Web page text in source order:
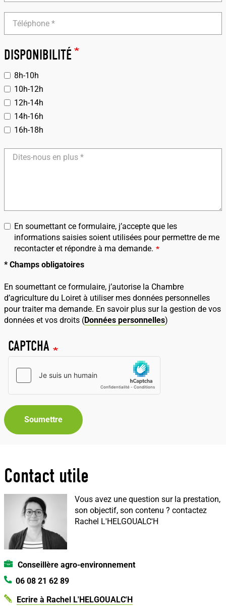
DISPONIBILITÉ
8h-10h
10h-12h
12h-14h
14h-16h
16h-18h
Dites-
nous
En soumettant ce formulaire, j’accepte que les
informations saisies soient utilisées pour permettre de me
recontacter et répondre à ma demande.
* Champs obligatoires
En soumettant ce formulaire, j’autorise la Chambre
d’agriculture du Loiret à utiliser mes données personnelles
pour traiter ma demande. En savoir plus sur la gestion de vos
données et vos droits (Données personnelles)
CAPTCHA
Soumettre
Contact utile
Vous avez une question sur la prestation,
son objectif, son contenu ? contactez
Rachel L'HELGOUALC'H
Conseillère agro-environnement
06 08 21 62 89
Ecrire à Rachel L'HELGOUALC'H